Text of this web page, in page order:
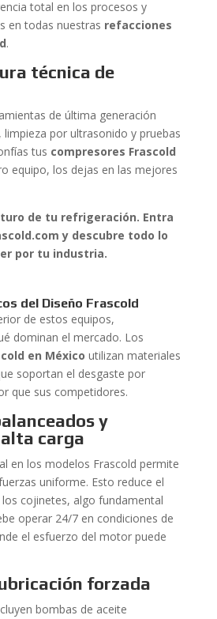
total en los procesos y
en todas nuestras refacciones
.
técnica de
de última generación
por ultrasonido y pruebas
tus compresores Frascold
equipo, los dejas en las mejores
de tu refrigeración. Entra
y descubre todo lo
por tu industria.
del Diseño Frascold
de estos equipos,
dominan el mercado. Los
en México utilizan materiales
soportan el desgaste por
que sus competidores.
y
carga
en los modelos Frascold permite
uniforme. Esto reduce el
cojinetes, algo fundamental
operar 24/7 en condiciones de
el esfuerzo del motor puede
forzada
bombas de aceite